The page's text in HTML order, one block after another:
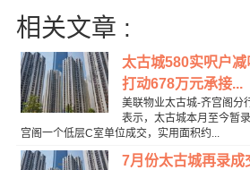
相关文章 :
太古城580实呎户
打动678万元承接...
美联物业太古城-齐宫阁分
表示，太古城本月至今暂
宫阁一个低层C室单位成交，实用面积约...
7月份太古城再录成